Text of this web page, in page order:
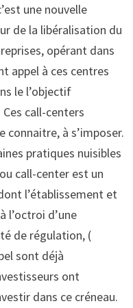
une nouvelle
de la libéralisation du
opérant dans
appel à ces centres
le l’objectif
call-centers
connaitre, à s’imposer.
pratiques nuisibles
call-center est un
l’établissement et
l’octroi d’une
de régulation, (
sont déjà
ont
dans ce créneau.